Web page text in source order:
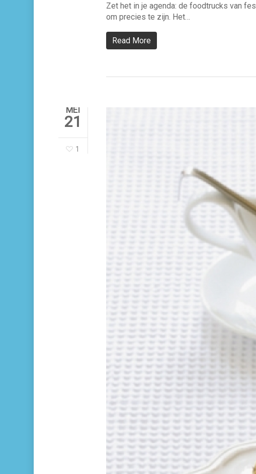
Zet het in je agenda: de foodtrucks van
om precies te zijn. Het…
Read More
MEI
21
1